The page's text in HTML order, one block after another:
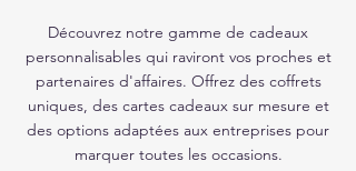
Découvrez notre gamme de cadeaux
personnalisables qui raviront vos proches et
partenaires d'affaires. Offrez des coffrets
uniques, des cartes cadeaux sur mesure et
des options adaptées aux entreprises pour
marquer toutes les occasions.